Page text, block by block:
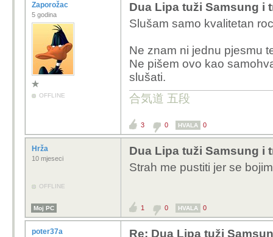
Zaporožac
5 godina
OFFLINE
Dua Lipa tuži Samsung i
Slušam samo kvalitetan
Ne znam ni jednu pjesmu
Ne pišem ovo kao
slušati.
合気道 五段
3 0 HVALA 0
Hrža
10 mjeseci
OFFLINE
Dua Lipa tuži Samsung i
Strah me pustiti jer se
Moj PC 1 0 HVALA 0
poter37a Re: Dua Lipa tuži